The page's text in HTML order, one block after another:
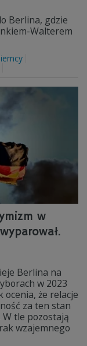
Berlina, gdzie
Walterem
w
Berlina na
w 2023
ocenia, że relacje
za ten stan
tle pozostają
wzajemnego